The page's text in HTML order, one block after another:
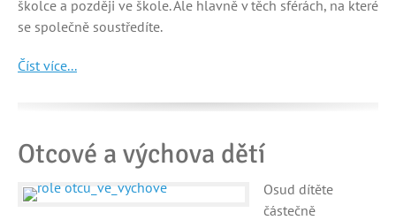
školce a později ve škole. Ale hlavně v těch sférách, na které
se společně soustředíte.
Číst více...
Otcové a výchova dětí
Osud dítěte
částečně